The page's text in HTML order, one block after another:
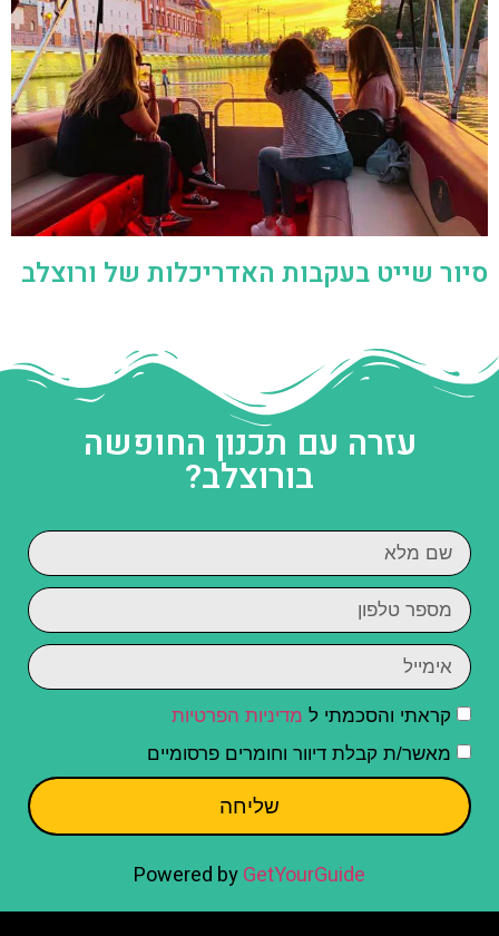
סיור שייט בעקבות האדריכלות של ורוצלב
עזרה עם תכנון החופשה
בורוצלב?
קראתי והסכמתי ל מדיניות הפרטיות
מאשר/ת קבלת דיוור וחומרים פרסומיים
שליחה
Powered byGetYourGuide